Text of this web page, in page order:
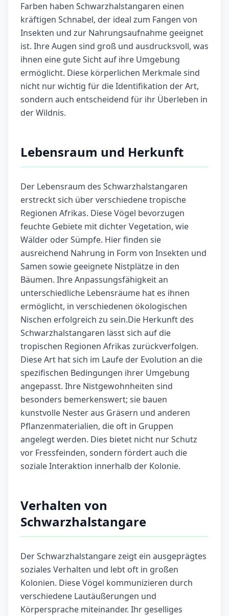
Farben haben Schwarzhalstangaren einen
kräftigen Schnabel, der ideal zum Fangen von
Insekten und zur Nahrungsaufnahme geeignet
ist. Ihre Augen sind groß und ausdrucksvoll, was
ihnen eine gute Sicht auf ihre Umgebung
ermöglicht. Diese körperlichen Merkmale sind
nicht nur wichtig für die Identifikation der Art,
sondern auch entscheidend für ihr Überleben in
der Wildnis.
Lebensraum und Herkunft
Der Lebensraum des Schwarzhalstangaren
erstreckt sich über verschiedene tropische
Regionen Afrikas. Diese Vögel bevorzugen
feuchte Gebiete mit dichter Vegetation, wie
Wälder oder Sümpfe. Hier finden sie
ausreichend Nahrung in Form von Insekten und
Samen sowie geeignete Nistplätze in den
Bäumen. Ihre Anpassungsfähigkeit an
unterschiedliche Lebensräume hat es ihnen
ermöglicht, in verschiedenen ökologischen
Nischen erfolgreich zu sein.Die Herkunft des
Schwarzhalstangaren lässt sich auf die
tropischen Regionen Afrikas zurückverfolgen.
Diese Art hat sich im Laufe der Evolution an die
spezifischen Bedingungen ihrer Umgebung
angepasst. Ihre Nistgewohnheiten sind
besonders bemerkenswert; sie bauen
kunstvolle Nester aus Gräsern und anderen
Pflanzenmaterialien, die oft in Gruppen
angelegt werden. Dies bietet nicht nur Schutz
vor Fressfeinden, sondern fördert auch die
soziale Interaktion innerhalb der Kolonie.
Verhalten von
Schwarzhalstangare
Der Schwarzhalstangare zeigt ein ausgeprägtes
soziales Verhalten und lebt oft in großen
Kolonien. Diese Vögel kommunizieren durch
verschiedene Lautäußerungen und
Körpersprache miteinander. Ihr geselliges